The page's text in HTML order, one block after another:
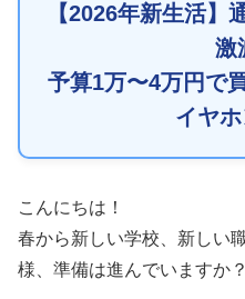
【2026年新生活】
激
予算1万〜4万円で
イヤ
こんにちは！
春から新しい学校、新しい
様、準備は進んでいますか？